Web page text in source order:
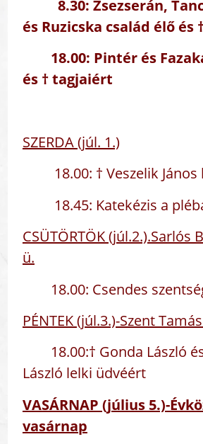
8.30: Zsezserán,
és Ruzicska család élő és
18.00: Pintér és
és † tagjaiért
SZERDA (júl. 1.)
18.00: † Veszelik János
18.45: Katekézis a
CSÜTÖRTÖK (júl.2.).Sarlós
ü.
18.00: Csendes
PÉNTEK (júl.3.)-Szent
18.00:† Gonda László
László lelki üdvéért
VASÁRNAP (július 5.)-
vasárnap